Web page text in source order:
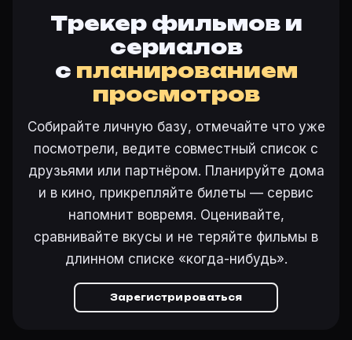
Актуальный рейтинг Ding Dong Williams (1946) — на
Как отслеживать «Ding Dong Williams» (1946) в
Откройте карточку «Ding Dong Williams (1946)»:
Кто актёры в «Ding Dong Williams» (1946)?
Режиссёр — Уильям Берк. В фильме «Ding Dong
Как добавить «Ding Dong Williams» в свой список
Откройте «Ding Dong Williams (1946)» на Movie
Как поставить напоминание о премьере «Ding Dong
На карточке «Ding Dong Williams (1946)» на Movie
Ещё на Movie Planner
Интересные факты о фильмах·Как вести watchlist
Другие карточки: Горбатая гора (2005)
Трекер фильмов и
сериалов
с планированием
просмотров
Собирайте личную базу, отмечайте что уже
посмотрели, ведите совместный список с
друзьями или партнёром. Планируйте дома
и в кино, прикрепляйте билеты — сервис
напомнит вовремя. Оценивайте,
сравнивайте вкусы и не теряйте фильмы в
длинном списке «когда-нибудь».
Зарегистрироваться